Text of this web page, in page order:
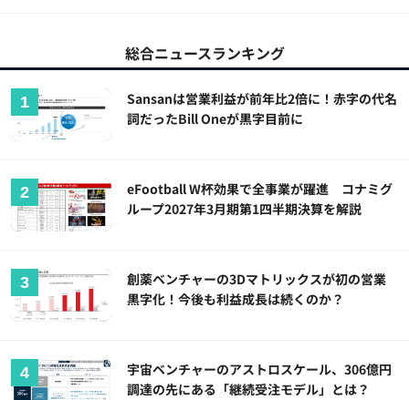
総合ニュースランキング
Sansanは営業利益が前年比2倍に！赤字の代名
詞だったBill Oneが黒字目前に
eFootball W杯効果で全事業が躍進 コナミグ
ループ2027年3月期第1四半期決算を解説
創薬ベンチャーの3Dマトリックスが初の営業
黒字化！今後も利益成長は続くのか？
宇宙ベンチャーのアストロスケール、306億円
調達の先にある「継続受注モデル」とは？